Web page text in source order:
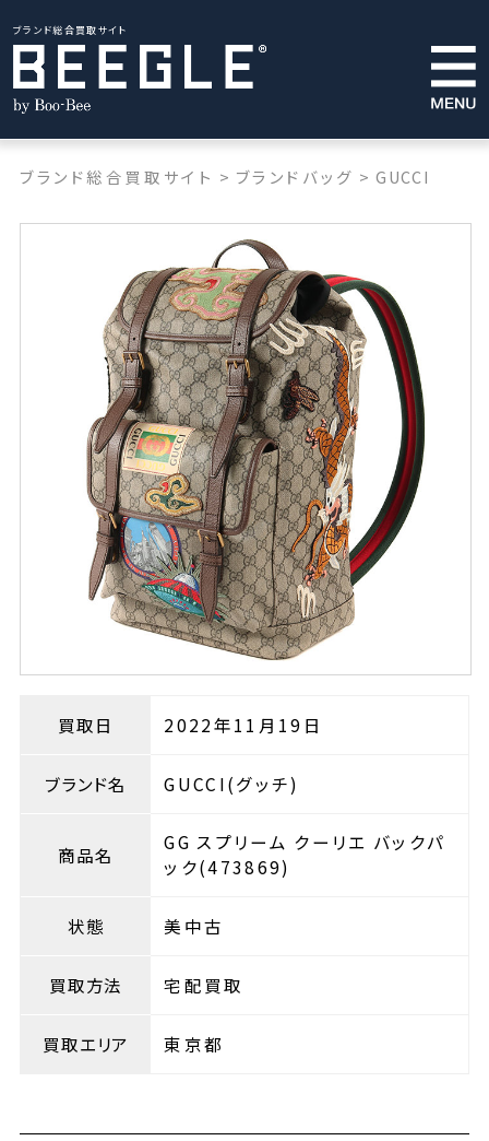
ブランド総合買取サイト
ブランド総合買取サイト > ブランドバッグ >GUCCI
買取日 2022年11月19日
ブランド名 GUCCI(グッチ)
商品名
GG スプリーム クーリエ バックパ
ック(473869)
状態 美中古
買取方法 宅配買取
買取エリア 東京都